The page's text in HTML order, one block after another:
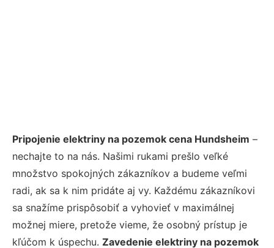
Pripojenie elektriny na pozemok cena Hundsheim –
nechajte to na nás. Našimi rukami prešlo veľké
množstvo spokojných zákazníkov a budeme veľmi
radi, ak sa k nim pridáte aj vy. Každému zákazníkovi
sa snažíme prispôsobiť a vyhovieť v maximálnej
možnej miere, pretože vieme, že osobný prístup je
kľúčom k úspechu. Zavedenie elektriny na pozemok